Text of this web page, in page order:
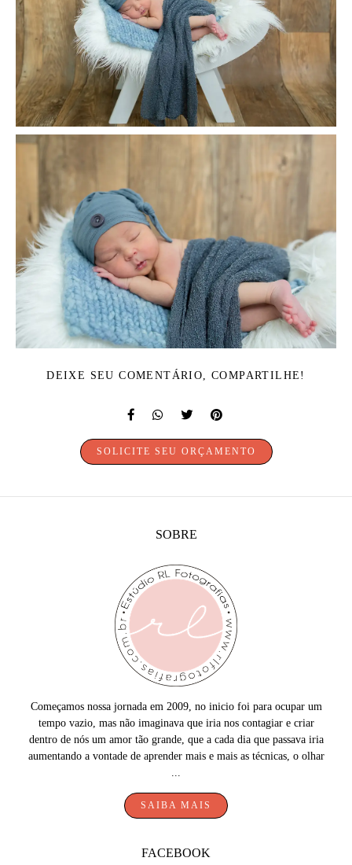
DEIXE SEU COMENTÁRIO, COMPARTILHE!
SOLICITE SEU ORÇAMENTO
SOBRE
Começamos nossa jornada em 2009, no inicio foi para ocupar um
tempo vazio, mas não imaginava que iria nos contagiar e criar
dentro de nós um amor tão grande, que a cada dia que passava iria
aumentando a vontade de aprender mais e mais as técnicas, o olhar
SAIBA MAIS
FACEBOOK